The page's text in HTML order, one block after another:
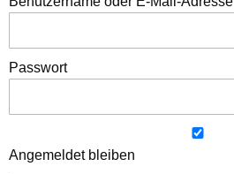
Passwort
Angemeldet bleiben